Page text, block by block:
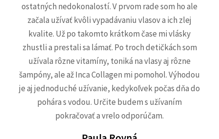
ostatných nedokonalostí. V prvom rade som ho ale
začala užívať kvôli vypadávaniu vlasov a ich zlej
kvalite. Už po takomto krátkom čase mi vlásky
zhustli a prestali sa lámať. Po troch detičkách som
užívala rôzne vitamíny, toniká na vlasy aj rôzne
šampóny, ale až Inca Collagen mi pomohol. Výhodou
je aj jednoduché užívanie, kedykoľvek počas dňa do
pohára s vodou. Určite budem s užívaním
pokračovať a vrelo odporúčam.